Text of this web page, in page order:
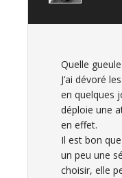
Quelle
J’ai dévoré
en quelques
déploie une
en effet.
Il est bon que
un peu une
choisir, elle